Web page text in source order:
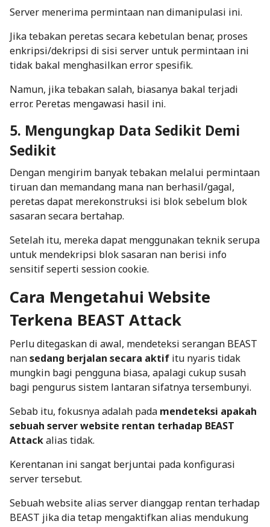
Server menerima permintaan nan dimanipulasi ini.
Jika tebakan peretas secara kebetulan benar, proses
enkripsi/dekripsi di sisi server untuk permintaan ini
tidak bakal menghasilkanerrorspesifik.
Namun, jika tebakan salah, biasanya bakal terjadi
error. Peretas mengawasi hasil ini.
5. Mengungkap Data Sedikit Demi
Sedikit
Dengan mengirim banyak tebakan melalui permintaan
tiruan dan memandang mana nan berhasil/gagal,
peretas dapat merekonstruksi isi blok sebelum blok
sasaran secara bertahap.
Setelah itu, mereka dapat menggunakan teknik serupa
untuk mendekripsi blok sasaran nan berisi info
sensitif seperti session cookie.
Cara Mengetahui Website
Terkena BEAST Attack
Perlu ditegaskan di awal, mendeteksi serangan BEAST
nansedang berjalan secara aktif itu nyaris tidak
mungkin bagi pengguna biasa, apalagi cukup susah
bagi pengurus sistem lantaran sifatnya tersembunyi.
Sebab itu, fokusnya adalah pada mendeteksi apakah
sebuah server website rentan terhadap BEAST
Attackalias tidak.
Kerentanan ini sangat berjuntai pada konfigurasi
server tersebut.
Sebuah website alias server dianggap rentan terhadap
BEAST jika dia tetap mengaktifkan alias mendukung